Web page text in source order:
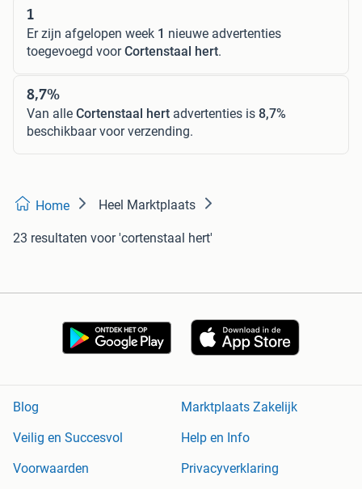
1
Er zijn afgelopen week 1 nieuwe advertenties
toegevoegd voorCortenstaal hert.
8,7%
Van alle Cortenstaal hert advertenties is 8,7%
beschikbaar voor verzending.
Home Heel Marktplaats
23 resultaten voor 'cortenstaal hert'
Blog
Marktplaats Zakelijk
Veilig en Succesvol
Help en Info
Voorwaarden
Privacyverklaring